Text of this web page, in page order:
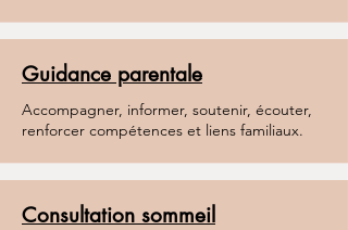
Guidance parentale
Accompagner, informer, soutenir, écouter,
renforcer compétences et liens familiaux.
Consultation sommeil